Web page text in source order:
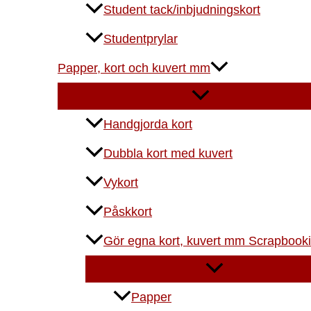
Student tack/inbjudningskort
Studentprylar
Papper, kort och kuvert mm
Handgjorda kort
Dubbla kort med kuvert
Vykort
Påskkort
Gör egna kort, kuvert mm
Papper